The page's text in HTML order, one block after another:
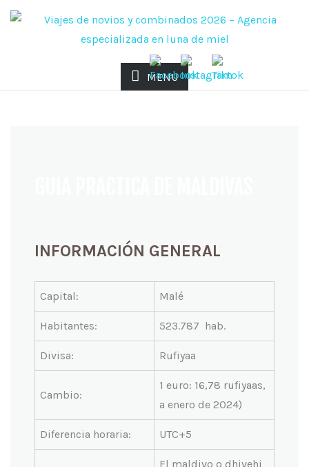
MENU
INFORMACIÓN GENERAL
Capital: Malé
Habitantes: 523.787 hab.
Divisa: Rufiyaa
Cambio:
1 euro: 16,78 rufiyaas,
a enero de 2024)
Diferencia horaria: UTC+5
El maldivo o dhivehi